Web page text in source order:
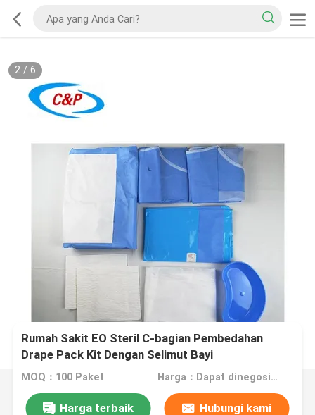
2/ 6
Rumah Sakit EO Steril C-bagian Pembedahan
Drape Pack Kit Dengan Selimut Bayi
MOQ：100 Paket Harga：Dapat dinegosiasikan
Harga terbaik Hubungi kami